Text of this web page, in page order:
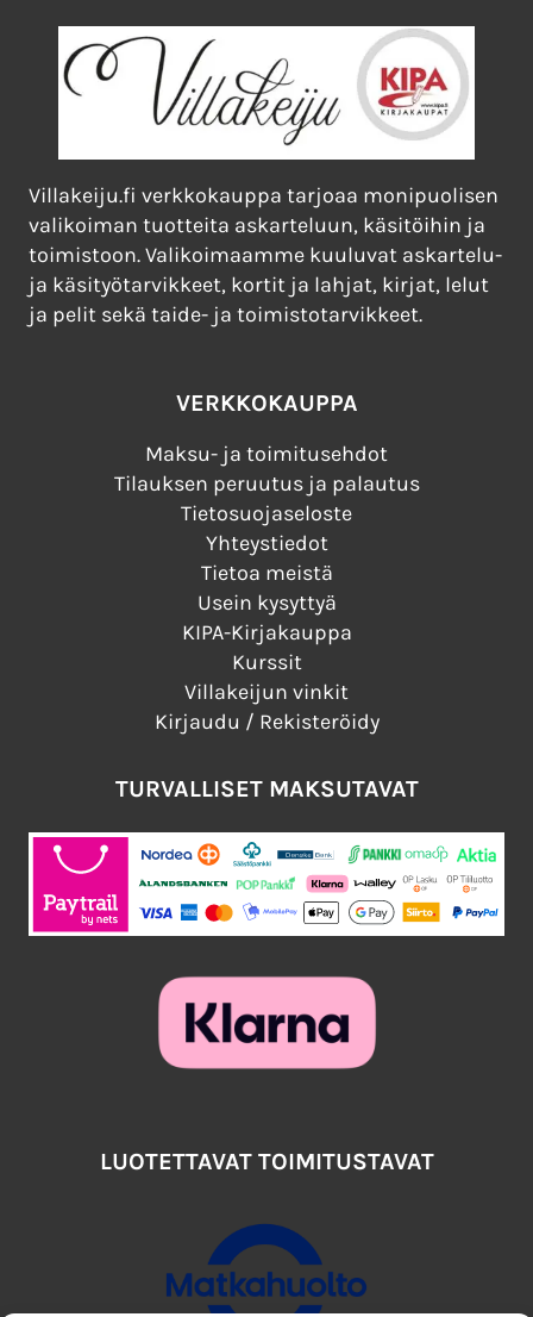
Villakeiju.fi verkkokauppa tarjoaa monipuolisen
valikoiman tuotteita askarteluun, käsitöihin ja
toimistoon. Valikoimaamme kuuluvat askartelu-
ja käsityötarvikkeet, kortit ja lahjat, kirjat, lelut
ja pelit sekä taide- ja toimistotarvikkeet.
VERKKOKAUPPA
Maksu- ja toimitusehdot
Tilauksen peruutus ja palautus
Tietosuojaseloste
Yhteystiedot
Tietoa meistä
Usein kysyttyä
KIPA-Kirjakauppa
Kurssit
Villakeijun vinkit
Kirjaudu / Rekisteröidy
TURVALLISET MAKSUTAVAT
LUOTETTAVAT TOIMITUSTAVAT